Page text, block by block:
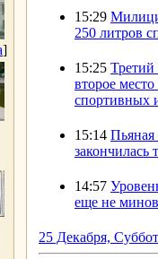
]
15:29
250 литров
15:25 Третий
второе
спортивных
15:14
закончилась
14:57
еще не
25 Декабря,